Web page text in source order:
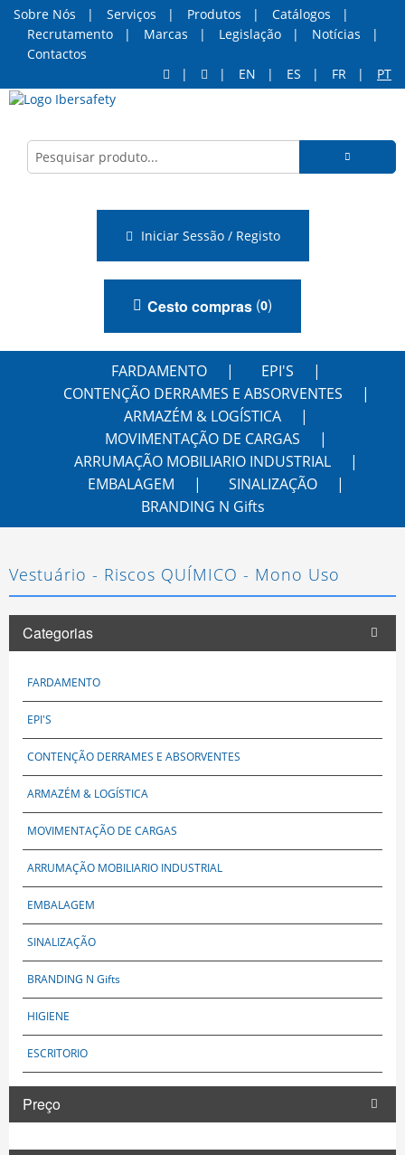
Sobre Nós Serviços Produtos
Catálogos
Recrutamento
Marcas Legislação
Notícias
Contactos
EN
ES FR PT
Iniciar Sessão / Registo
Cesto compras (0)
FARDAMENTO
EPI'S
CONTENÇÃO DERRAMES E ABSORVENTES
ARMAZÉM & LOGÍSTICA
MOVIMENTAÇÃO DE CARGAS
ARRUMAÇÃO MOBILIARIO INDUSTRIAL
EMBALAGEM
SINALIZAÇÃO
BRANDING N Gifts
Vestuário - Riscos QUÍMICO - Mono Uso
Categorias
FARDAMENTO
EPI'S
CONTENÇÃO DERRAMES E ABSORVENTES
ARMAZÉM & LOGÍSTICA
MOVIMENTAÇÃO DE CARGAS
ARRUMAÇÃO MOBILIARIO INDUSTRIAL
EMBALAGEM
SINALIZAÇÃO
BRANDING N Gifts
HIGIENE
ESCRITORIO
Preço